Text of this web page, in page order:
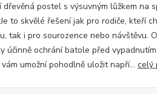
dřevěná postel s výsuvným lůžkem na
to skvělé řešení jak pro rodiče, kteří
tak i pro sourozence nebo návštěvu.
účinně ochrání batole před
umožní pohodlně uložit napří... celý